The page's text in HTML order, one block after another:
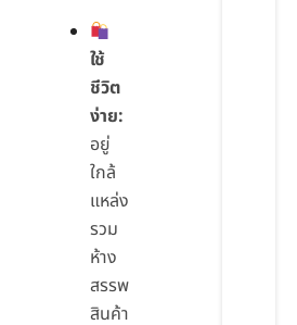
ใช้
ชีวิต
ง่าย:
อยู่
ใกล้
แหล่ง
รวม
ห้าง
สรรพ
สินค้า